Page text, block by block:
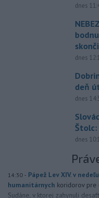
dnes
dnes
deň
dnes
dnes
14:30 - Pápež Lev XIV. v
humanitárnych koridorov pre
Sudáne, v ktorej zahynuli